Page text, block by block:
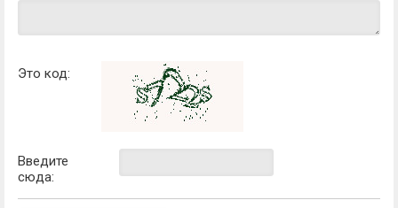
Это код:
Введите
сюда: